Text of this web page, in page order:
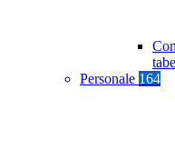
Personale 164